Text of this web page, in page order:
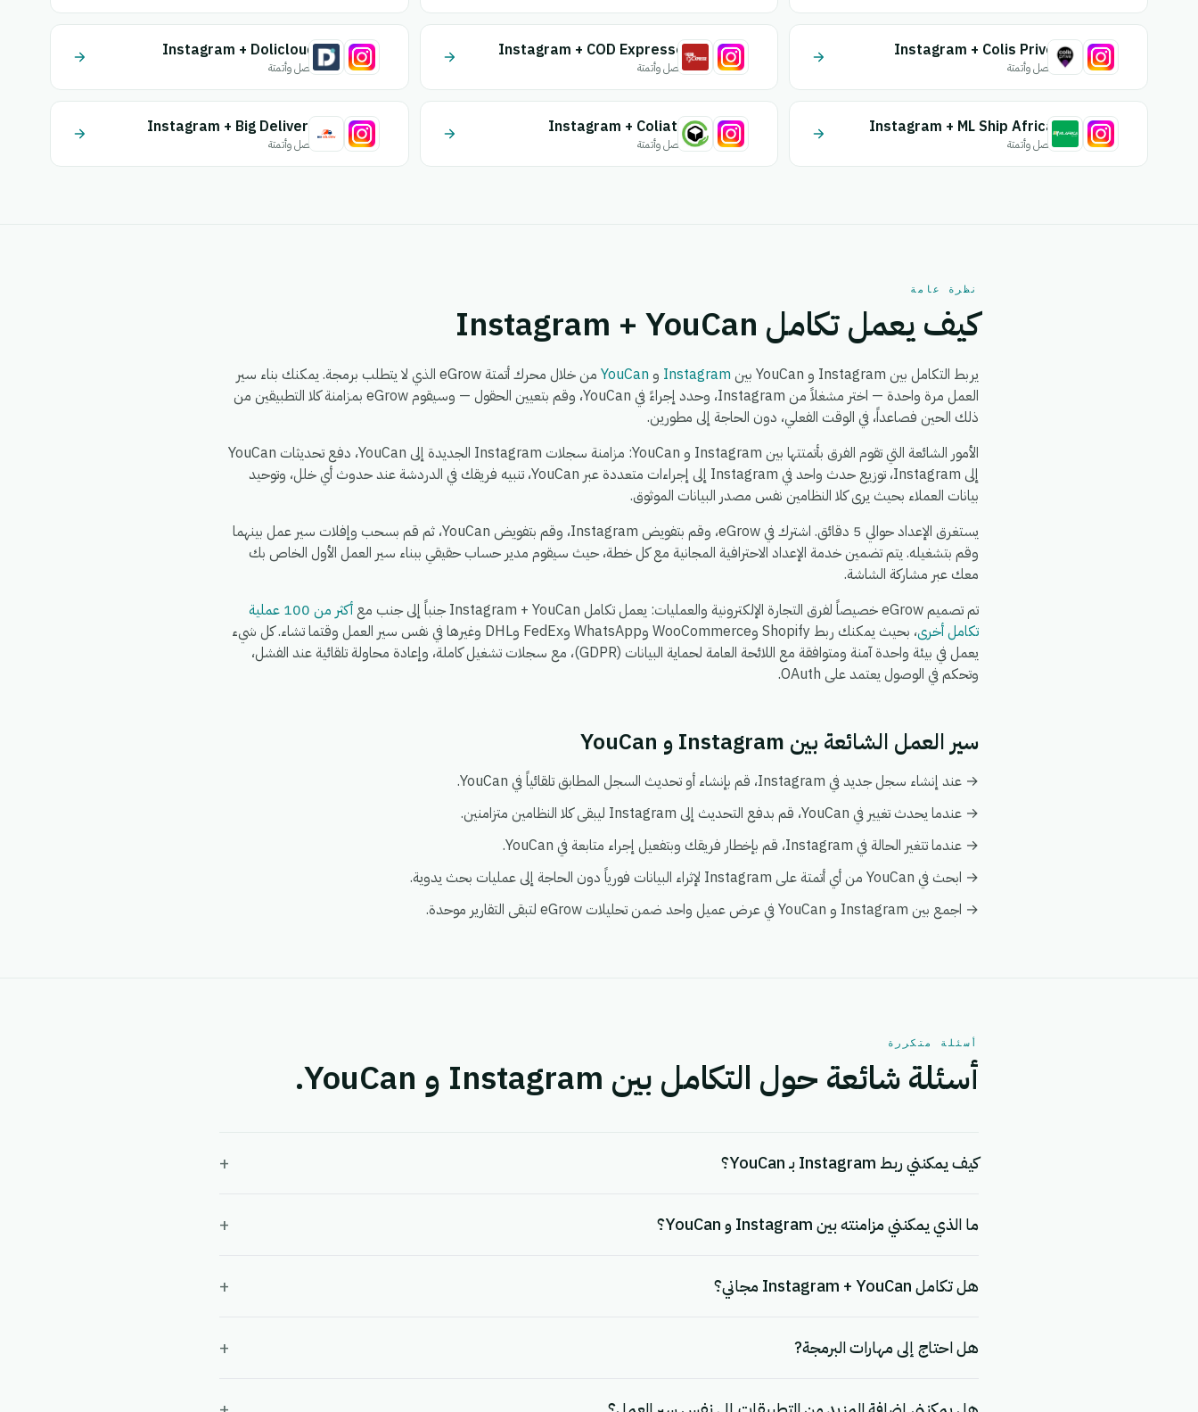
Instagram + Colis Prive
اتصل وأتمتة
Instagram + COD Expresse
اتصل وأتمتة
Instagram + Dolicloud
اتصل وأتمتة
Instagram + ML Ship Africa
اتصل وأتمتة
Instagram + Coliaty
اتصل وأتمتة
Instagram + Big Delivery
اتصل وأتمتة
نظرة عامة
كيف يعمل تكامل Instagram + YouCan
يربط التكامل بين Instagram و YouCan بين Instagram و YouCan
من خلال محرك أتمتة eGrow الذي لا يتطلب برمجة. يمكنك بناء سير
العمل مرة واحدة — اختر مشغلاً من Instagram، وحدد إجراءً في YouCan، وقم بتعيين الحقول — وسيقوم eGrow بمزامنة كلا التطبيقين من
ذلك الحين فصاعداً، في الوقت الفعلي، دون الحاجة إلى مطورين.
الأمور الشائعة التي تقوم الفرق بأتمتتها بين Instagram و YouCan: مزامنة سجلات Instagram الجديدة إلى YouCan، دفع تحديثات YouCan
إلى Instagram، توزيع حدث واحد في Instagram إلى إجراءات متعددة عبر YouCan، تنبيه فريقك في الدردشة عند حدوث أي خلل، وتوحيد
بيانات العملاء بحيث يرى كلا النظامين نفس مصدر البيانات الموثوق.
يستغرق الإعداد حوالي 5 دقائق. اشترك في eGrow، وقم بتفويض Instagram، وقم بتفويض YouCan، ثم قم بسحب وإفلات سير عمل بينهما
وقم بتشغيله. يتم تضمين خدمة الإعداد الاحترافية المجانية مع كل خطة، حيث سيقوم مدير حساب حقيقي ببناء سير العمل الأول الخاص بك
معك عبر مشاركة الشاشة.
تم تصميم eGrow خصيصاً لفرق التجارة الإلكترونية والعمليات: يعمل تكامل Instagram + YouCan جنباً إلى جنب مع
أكثر من 100 عملية
تكامل أخرى
، بحيث يمكنك ربط Shopify وWooCommerce وWhatsApp وFedEx وDHL وغيرها في نفس سير العمل وقتما تشاء. كل شيء
يعمل في بيئة واحدة آمنة ومتوافقة مع اللائحة العامة لحماية البيانات (GDPR)، مع سجلات تشغيل كاملة، وإعادة محاولة تلقائية عند الفشل،
وتحكم في الوصول يعتمد على OAuth.
سير العمل الشائعة بين Instagram و YouCan
→ عند إنشاء سجل جديد في Instagram، قم بإنشاء أو تحديث السجل المطابق تلقائياً في YouCan.
→ عندما يحدث تغيير في YouCan، قم بدفع التحديث إلى Instagram ليبقى كلا النظامين متزامنين.
→ عندما تتغير الحالة في Instagram، قم بإخطار فريقك وبتفعيل إجراء متابعة في YouCan.
→ ابحث في YouCan من أي أتمتة على Instagram لإثراء البيانات فورياً دون الحاجة إلى عمليات بحث يدوية.
→ اجمع بين Instagram و YouCan في عرض عميل واحد ضمن تحليلات eGrow لتبقى التقارير موحدة.
أسئلة متكررة
أسئلة شائعة حول التكامل بين Instagram و YouCan.
كيف يمكنني ربط Instagram بـ YouCan؟ +
ما الذي يمكنني مزامنته بين Instagram و YouCan؟ +
هل تكامل Instagram + YouCan مجاني؟ +
هل احتاج إلى مهارات البرمجة? +